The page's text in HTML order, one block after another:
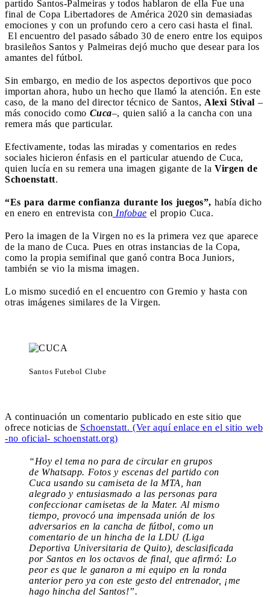
partido Santos-Palmeiras y todos hablaron de ella Fue una
final de Copa Libertadores de América 2020 sin demasiadas
emociones y con un profundo cero a cero casi hasta el final.
El encuentro del pasado sábado 30 de enero entre los equipos
brasileños Santos y Palmeiras dejó mucho que desear para los
amantes del fútbol.
Sin embargo, en medio de los aspectos deportivos que poco
importan ahora, hubo un hecho que llamó la atención. En este
caso, de la mano del director técnico de Santos, Alexi Stival –
más conocido como Cuca–, quien salió a la cancha con una
remera más que particular.
Efectivamente, todas las miradas y comentarios en redes
sociales hicieron énfasis en el particular atuendo de Cuca,
quien lucía en su remera una imagen gigante de la Virgen de
Schoenstatt.
“Es para darme confianza durante los juegos”, había dicho
en enero en entrevista con Infobae el propio Cuca.
Pero la imagen de la Virgen no es la primera vez que aparece
de la mano de Cuca. Pues en otras instancias de la Copa,
como la propia semifinal que ganó contra Boca Juniors,
también se vio la misma imagen.
Lo mismo sucedió en el encuentro con Gremio y hasta con
otras imágenes similares de la Virgen.
Santos Futebol Clube
A continuación un comentario publicado en este sitio que
ofrece noticias de Schoenstatt. (Ver aquí enlace en el sitio web
-no oficial- schoenstatt.org)
“Hoy el tema no para de circular en grupos
de Whatsapp. Fotos y escenas del partido con
Cuca usando su camiseta de la MTA, han
alegrado y entusiasmado a las personas para
confeccionar camisetas de la Mater. Al mismo
tiempo, provocó una impensada unión de los
adversarios en la cancha de fútbol, como un
comentario de un hincha de la LDU (Liga
Deportiva Universitaria de Quito), desclasificada
por Santos en los octavos de final, que afirmó: Lo
peor es que le ganaron a mi equipo en la ronda
anterior pero ya con este gesto del entrenador, ¡me
hago hincha del Santos!”.